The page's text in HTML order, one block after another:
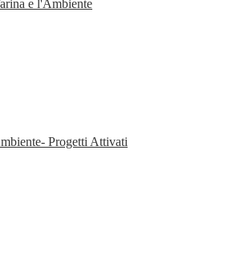
e l'Ambiente
Progetti Attivati